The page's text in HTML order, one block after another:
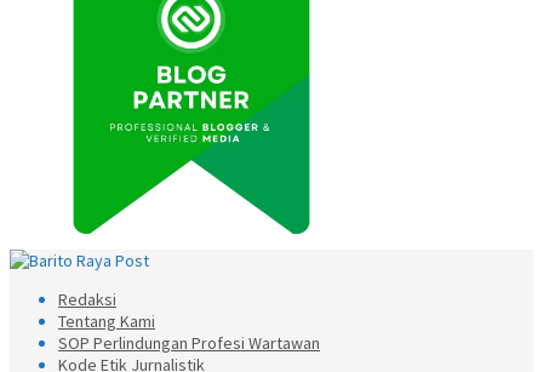
Redaksi
Tentang Kami
SOP Perlindungan Profesi Wartawan
Kode Etik Jurnalistik